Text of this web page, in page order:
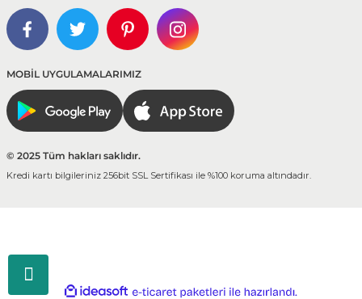
MOBİL UYGULAMALARIMIZ
© 2025 Tüm hakları saklıdır.
Kredi kartı bilgileriniz 256bit SSL Sertifikası ile %100 koruma altındadır.
ideasoft e-